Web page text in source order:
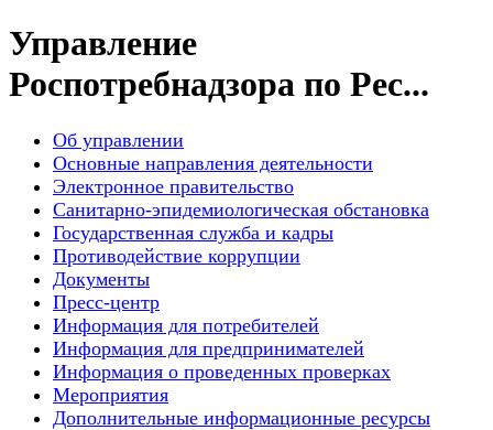
Управление
Роспотребнадзора по Рес...
Об управлении
Основные направления деятельности
Электронное правительство
Санитарно-эпидемиологическая обстановка
Государственная служба и кадры
Противодействие коррупции
Документы
Пресс-центр
Информация для потребителей
Информация для предпринимателей
Информация о проведенных проверках
Мероприятия
Дополнительные информационные ресурсы